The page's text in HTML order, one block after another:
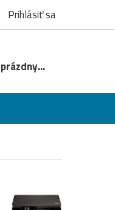
Prihlásiť sa